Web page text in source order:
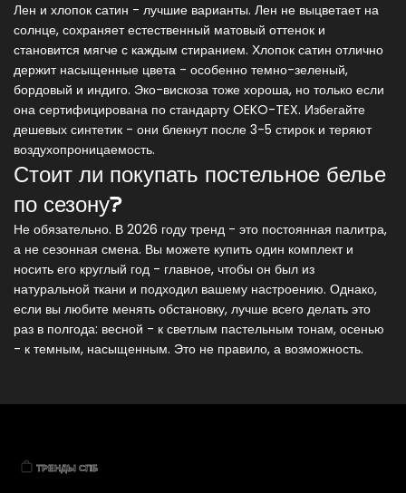
Лен и хлопок сатин - лучшие варианты. Лен не выцветает на
солнце, сохраняет естественный матовый оттенок и
становится мягче с каждым стиранием. Хлопок сатин отлично
держит насыщенные цвета - особенно темно-зеленый,
бордовый и индиго. Эко-вискоза тоже хороша, но только если
она сертифицирована по стандарту OEKO-TEX. Избегайте
дешевых синтетик - они блекнут после 3-5 стирок и теряют
воздухопроницаемость.
Стоит ли покупать постельное белье
по сезону?
Не обязательно. В 2026 году тренд - это постоянная палитра,
а не сезонная смена. Вы можете купить один комплект и
носить его круглый год - главное, чтобы он был из
натуральной ткани и подходил вашему настроению. Однако,
если вы любите менять обстановку, лучше всего делать это
раз в полгода: весной - к светлым пастельным тонам, осенью
- к темным, насыщенным. Это не правило, а возможность.